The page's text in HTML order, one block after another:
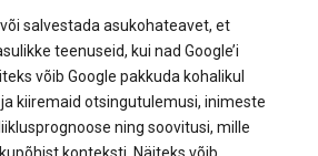
salvestada asukohateavet, et
teenuseid, kui nad Google’i
võib Google pakkuda kohalikul
kiiremaid otsingutulemusi, inimeste
ning soovitusi, mille